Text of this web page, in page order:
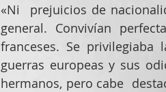
«Ni  prejuicios de
general. Convivían
franceses. Se
guerras europeas y sus
hermanos, pero cabe